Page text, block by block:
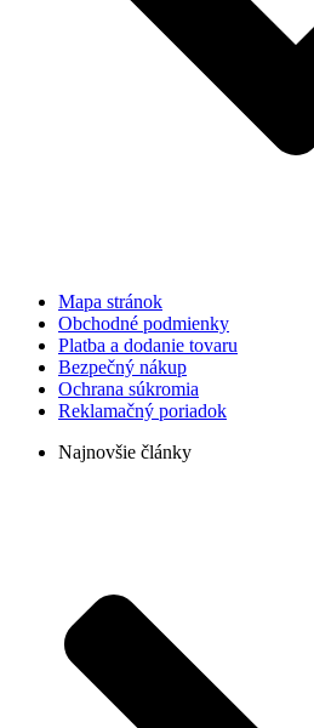
Mapa stránok
Obchodné podmienky
Platba a dodanie tovaru
Bezpečný nákup
Ochrana súkromia
Reklamačný poriadok
Najnovšie články